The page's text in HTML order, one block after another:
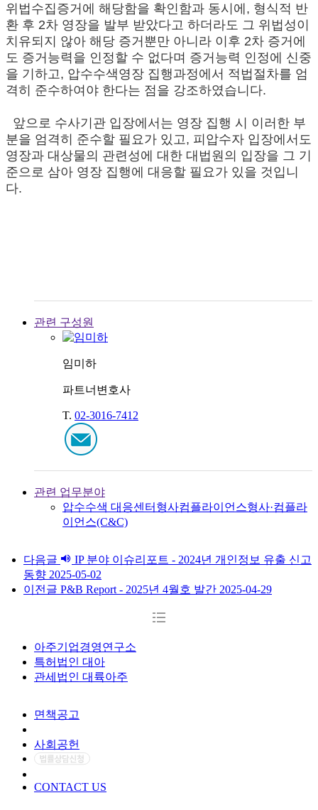
위법수집증거에 해당함을 확인함과 동시에, 형식적 반
환 후 2차 영장을 발부 받았다고 하더라도 그 위법성이
치유되지 않아 해당 증거뿐만 아니라 이후 2차 증거에
도 증거능력을 인정할 수 없다며 증거능력 인정에 신중
을 기하고, 압수수색영장 집행과정에서 적법절차를 엄
격히 준수하여야 한다는 점을 강조하였습니다.
앞으로 수사기관 입장에서는 영장 집행 시 이러한 부
분을 엄격히 준수할 필요가 있고, 피압수자 입장에서도
영장과 대상물의 관련성에 대한 대법원의 입장을 그 기
준으로 삼아 영장 집행에 대응할 필요가 있을 것입니
다.
관련 구성원
임미하
파트너변호사
T. 02-3016-7412
관련 업무분야
압수수색 대응센터 형사컴플라이언스형사·컴플라
이언스(C&C)
다음글
IP 분야 이슈리포트 - 2024년 개인정보 유출 신고
동향 2025-05-02
이전글 P&B Report - 2025년 4월호 발간 2025-04-29
아주기업경영연구소
특허법인 대아
관세법인 대륙아주
면책공고
사회공헌
CONTACT US